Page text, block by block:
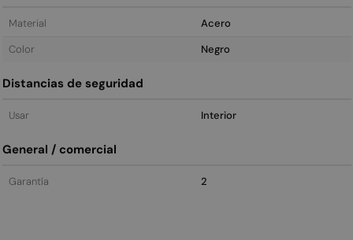
Material
Acero
Color
Negro
Distancias de seguridad
Usar Interior
General / comercial
Garantía 2